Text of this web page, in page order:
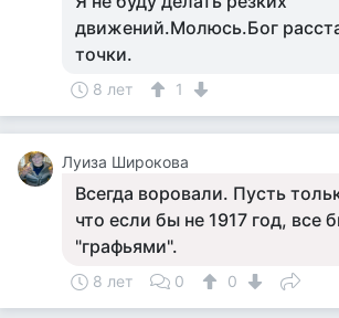
движений.Молюсь.Бог
точки.
8 лет 1
Луиза Широкова
Всегда воровали. Пусть
что если бы не 1917 год, все
"графьями".
8 лет 0 0